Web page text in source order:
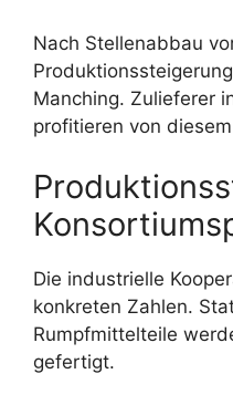
Nach Stellenabbau
Manching. Zulieferer
profitieren von
Die industrielle
konkreten Zahlen.
Rumpfmittelteile
gefertigt.